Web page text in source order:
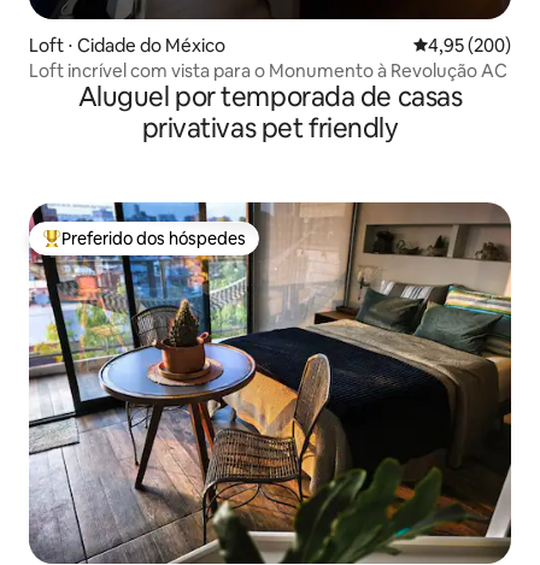
Loft ⋅ Cidade do México 4,95 de uma
4,95 (200)
Loft incrível com vista para o Monumento à Revolução AC
Aluguel por temporada de casas
privativas pet friendly
Entre os melhores preferidos dos hóspedes
Preferido dos hóspedes